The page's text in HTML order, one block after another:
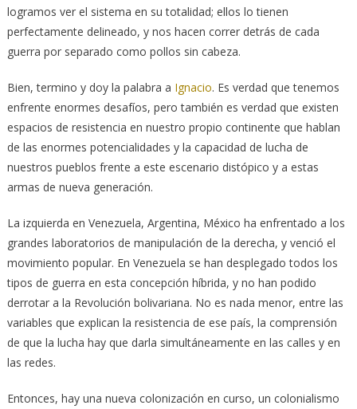
logramos ver el sistema en su totalidad; ellos lo tienen
perfectamente delineado, y nos hacen correr detrás de cada
guerra por separado como pollos sin cabeza.
Bien, termino y doy la palabra a Ignacio. Es verdad que tenemos
enfrente enormes desafíos, pero también es verdad que existen
espacios de resistencia en nuestro propio continente que hablan
de las enormes potencialidades y la capacidad de lucha de
nuestros pueblos frente a este escenario distópico y a estas
armas de nueva generación.
La izquierda en Venezuela, Argentina, México ha enfrentado a los
grandes laboratorios de manipulación de la derecha, y venció el
movimiento popular. En Venezuela se han desplegado todos los
tipos de guerra en esta concepción híbrida, y no han podido
derrotar a la Revolución bolivariana. No es nada menor, entre las
variables que explican la resistencia de ese país, la comprensión
de que la lucha hay que darla simultáneamente en las calles y en
las redes.
Entonces, hay una nueva colonización en curso, un colonialismo